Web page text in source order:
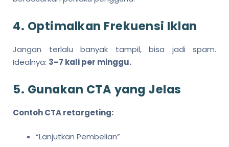
4. Optimalkan Frekuensi Iklan
Jangan terlalu banyak tampil, bisa jadi spam.
Idealnya: 3–7 kali per minggu.
5. Gunakan CTA yang Jelas
Contoh CTA retargeting:
“Lanjutkan Pembelian”